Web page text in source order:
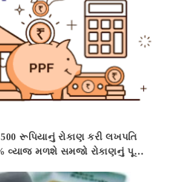
રૂપિયાનું રોકાણ કરી લખપતિ
વ્યાજ મળશે સમજો રોકાણનું પૂરું